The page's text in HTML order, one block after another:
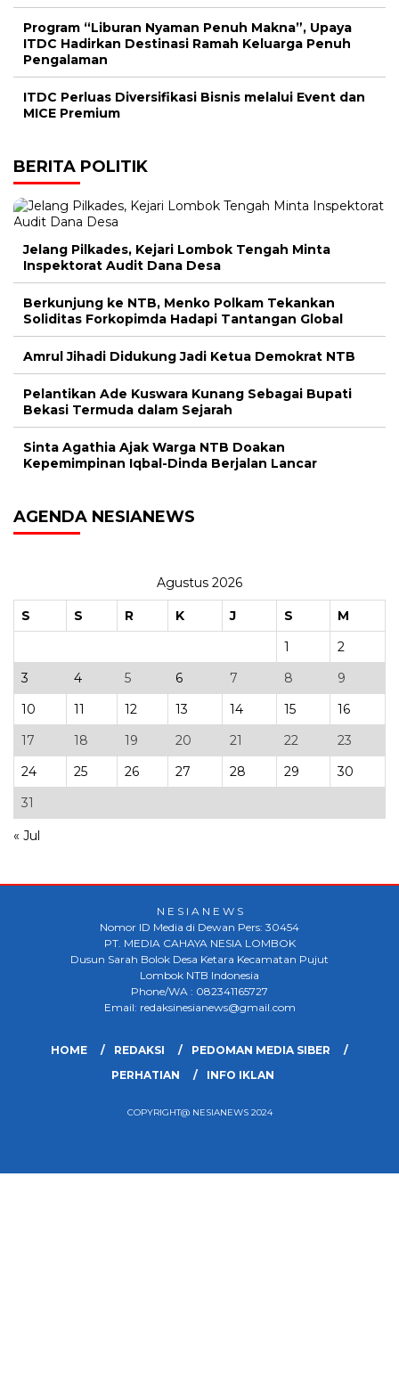
Program “Liburan Nyaman Penuh Makna”, Upaya
ITDC Hadirkan Destinasi Ramah Keluarga Penuh
Pengalaman
ITDC Perluas Diversifikasi Bisnis melalui Event dan
MICE Premium
BERITA POLITIK
Jelang Pilkades, Kejari Lombok Tengah Minta
Inspektorat Audit Dana Desa
Berkunjung ke NTB, Menko Polkam Tekankan
Soliditas Forkopimda Hadapi Tantangan Global
Amrul Jihadi Didukung Jadi Ketua Demokrat NTB
Pelantikan Ade Kuswara Kunang Sebagai Bupati
Bekasi Termuda dalam Sejarah
Sinta Agathia Ajak Warga NTB Doakan
Kepemimpinan Iqbal-Dinda Berjalan Lancar
AGENDA NESIANEWS
Agustus 2026
S S R K J S
M
1
2
3
4 5 6 7 8
9
10
11 12 13 14 15
16
17
18 19 20 21 22
23
24
25 26 27 28 29
30
31
« Jul
N E S I A N E W S
Nomor ID Media di Dewan Pers: 30454
PT. MEDIA CAHAYA NESIA LOMBOK
Dusun Sarah Bolok Desa Ketara Kecamatan Pujut
Lombok NTB Indonesia
Phone/WA : 082341165727
Email: redaksinesianews@gmail.com
HOME REDAKSI
PEDOMAN MEDIA SIBER
PERHATIAN
INFO IKLAN
COPYRIGHT@ NESIANEWS 2024